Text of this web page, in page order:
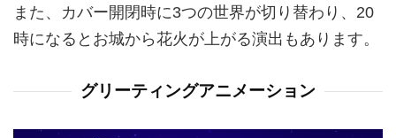
また、カバー開閉時に3つの世界が切り替わり、20
時になるとお城から花火が上がる演出もあります。
グリーティングアニメーション